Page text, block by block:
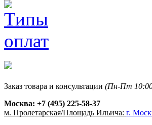
Заказ товара и консультации (Пн-Пт
Москва: +7 (495) 225-58-37
м. Пролетарская/Площадь Ильича: г.